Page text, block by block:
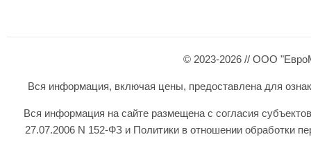
© 2023-2026 // ООО
Вся информация, включая цены, предоставлена для
Вся информация на сайте размещена с согласия
27.07.2006 N 152-ФЗ и Политики в отношении обработки